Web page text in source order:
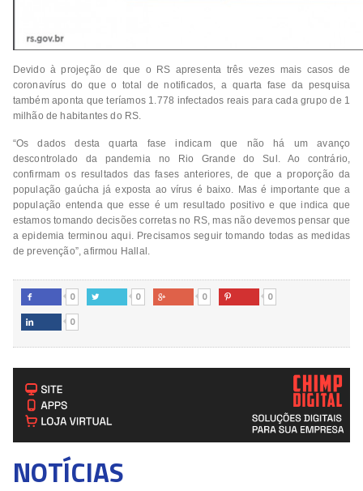
Devido à projeção de que o RS apresenta três vezes mais casos de
coronavírus do que o total de notificados, a quarta fase da pesquisa
também aponta que teríamos 1.778 infectados reais para cada grupo de 1
milhão de habitantes do RS.
“Os dados desta quarta fase indicam que não há um avanço
descontrolado da pandemia no Rio Grande do Sul. Ao contrário,
confirmam os resultados das fases anteriores, de que a proporção da
população gaúcha já exposta ao vírus é baixo. Mas é importante que a
população entenda que esse é um resultado positivo e que indica que
estamos tomando decisões corretas no RS, mas não devemos pensar que
a epidemia terminou aqui. Precisamos seguir tomando todas as medidas
de prevenção”, afirmou Hallal.
 0  0  0  0
 0
NOTÍCIAS